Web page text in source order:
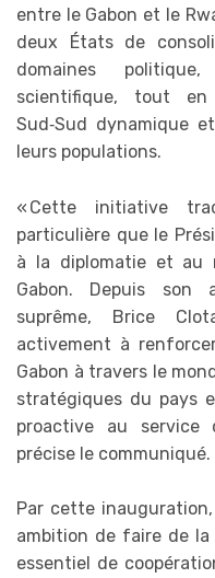
entre le Gabon et le
deux États de
domaines
scientifique, tout en
Sud‑Sud dynamique
leurs populations.
« Cette initiative
particulière que le
à la diplomatie et au
Gabon. Depuis son
suprême, Brice
activement à
Gabon à travers le
stratégiques du pays
proactive au service
précise le communiqué.
Par cette
ambition de faire de la
essentiel de